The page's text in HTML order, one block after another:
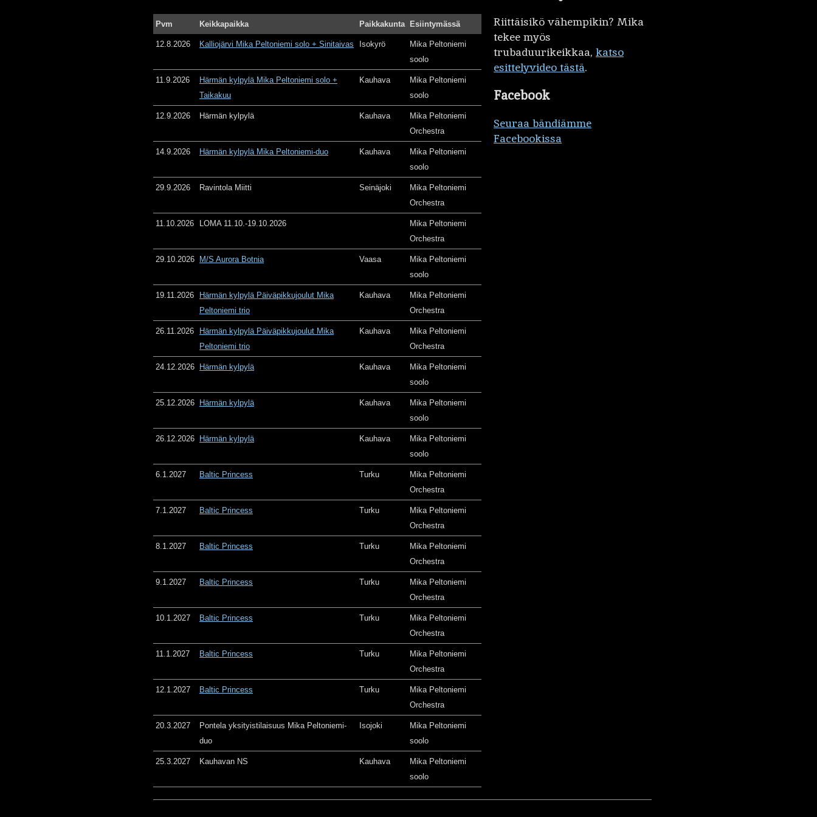
Pvm Keikkapaikka Paikkakunta Esiintymässä
12.8.2026 Kalliojärvi Mika Peltoniemi solo + Sinitaivas Isokyrö
Mika Peltoniemi
soolo
11.9.2026
Härmän kylpylä Mika Peltoniemi solo +
Taikakuu
Kauhava
Mika Peltoniemi
soolo
12.9.2026 Härmän kylpylä Kauhava
Mika Peltoniemi
Orchestra
14.9.2026 Härmän kylpylä Mika Peltoniemi-duo Kauhava
Mika Peltoniemi
soolo
29.9.2026 Ravintola Miitti Seinäjoki
Mika Peltoniemi
Orchestra
11.10.2026 LOMA 11.10.-19.10.2026
Mika Peltoniemi
Orchestra
29.10.2026 M/S Aurora Botnia Vaasa
Mika Peltoniemi
soolo
19.11.2026
Härmän kylpylä Päiväpikkujoulut Mika
Peltoniemi trio
Kauhava
Mika Peltoniemi
Orchestra
26.11.2026
Härmän kylpylä Päiväpikkujoulut Mika
Peltoniemi trio
Kauhava
Mika Peltoniemi
Orchestra
24.12.2026 Härmän kylpylä Kauhava
Mika Peltoniemi
soolo
25.12.2026 Härmän kylpylä Kauhava
Mika Peltoniemi
soolo
26.12.2026 Härmän kylpylä Kauhava
Mika Peltoniemi
soolo
6.1.2027 Baltic Princess Turku
Mika Peltoniemi
Orchestra
7.1.2027 Baltic Princess Turku
Mika Peltoniemi
Orchestra
8.1.2027 Baltic Princess Turku
Mika Peltoniemi
Orchestra
9.1.2027 Baltic Princess Turku
Mika Peltoniemi
Orchestra
10.1.2027 Baltic Princess Turku
Mika Peltoniemi
Orchestra
11.1.2027 Baltic Princess Turku
Mika Peltoniemi
Orchestra
12.1.2027 Baltic Princess Turku
Mika Peltoniemi
Orchestra
20.3.2027
Pontela yksityistilaisuus Mika Peltoniemi-
duo
Isojoki
Mika Peltoniemi
soolo
25.3.2027 Kauhavan NS Kauhava
Mika Peltoniemi
soolo
Riittäisikö vähempikin? Mika
tekee myös
trubaduurikeikkaa, katso
esittelyvideo tästä.
Facebook
Seuraa bändiämme
Facebookissa